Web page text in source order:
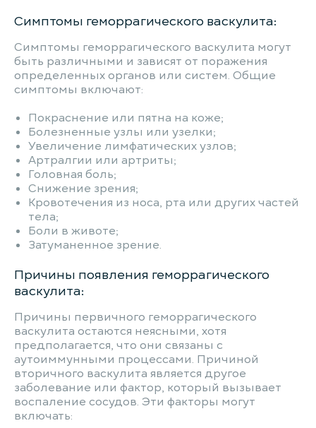
Симптомы геморрагического васкулита:
Симптомы геморрагического васкулита могут
быть различными и зависят от поражения
определенных органов или систем. Общие
симптомы включают:
Покраснение или пятна на коже;
Болезненные узлы или узелки;
Увеличение лимфатических узлов;
Артралгии или артриты;
Головная боль;
Снижение зрения;
Кровотечения из носа, рта или других частей
тела;
Боли в животе;
Затуманенное зрение.
Причины появления геморрагического
васкулита:
Причины первичного геморрагического
васкулита остаются неясными, хотя
предполагается, что они связаны с
аутоиммунными процессами. Причиной
вторичного васкулита является другое
заболевание или фактор, который вызывает
воспаление сосудов. Эти факторы могут
включать: